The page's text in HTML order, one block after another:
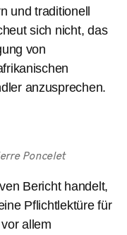
und traditionell
sich nicht, das
von
anzusprechen.
Poncelet
Bericht handelt,
Pflichtlektüre für
allem